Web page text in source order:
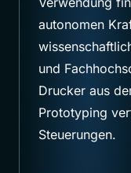
autonomen
und
Drucker aus
Prototyping
Steuerungen.